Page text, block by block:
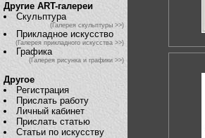
Другие ART-галереи
Скульптура
(Галерея скульптуры >>)
Прикладное искусство
(Галерея прикладного искусства >>)
Графика
(Галерея рисунка и графики >>)
Другое
Регистрация
Прислать работу
Личный кабинет
Прислать статью
Статьи по искусству